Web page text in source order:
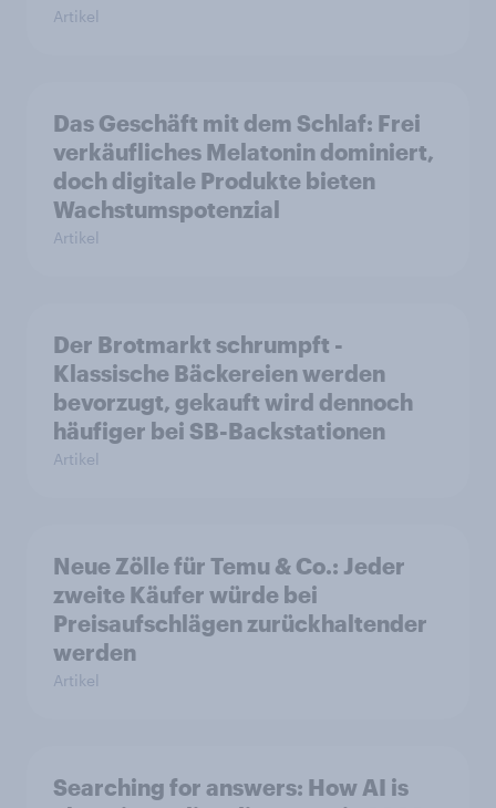
Artikel
Das Geschäft mit dem Schlaf: Frei
verkäufliches Melatonin dominiert,
doch digitale Produkte bieten
Wachstumspotenzial
Artikel
Der Brotmarkt schrumpft -
Klassische Bäckereien werden
bevorzugt, gekauft wird dennoch
häufiger bei SB-Backstationen
Artikel
Neue Zölle für Temu & Co.: Jeder
zweite Käufer würde bei
Preisaufschlägen zurückhaltender
werden
Artikel
Searching for answers: How AI is